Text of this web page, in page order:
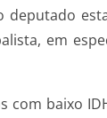
em
baixo